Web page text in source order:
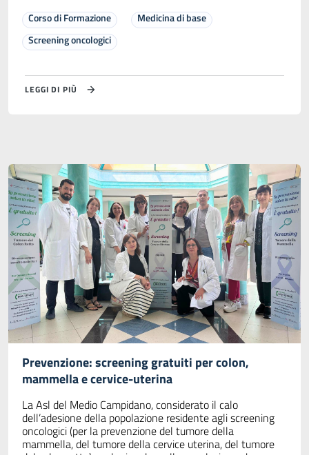
Corso di Formazione
Medicina di base
Screening oncologici
LEGGI DI PIÙ
Prevenzione: screening gratuiti per colon,
mammella e cervice-uterina
La Asl del Medio Campidano, considerato il calo
dell’adesione della popolazione residente agli screening
oncologici (per la prevenzione del tumore della
mammella, del tumore della cervice uterina, del tumore